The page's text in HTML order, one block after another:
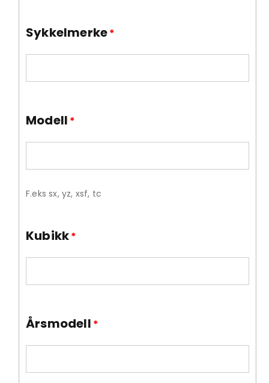
Sykkelmerke*
Modell *
F.eks sx, yz, xsf, tc
Kubikk*
Årsmodell *